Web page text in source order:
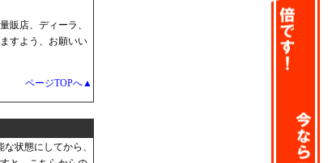
販店、ディーラ、
すよう、お願いい
ページTOPへ▲
状態にしてから、